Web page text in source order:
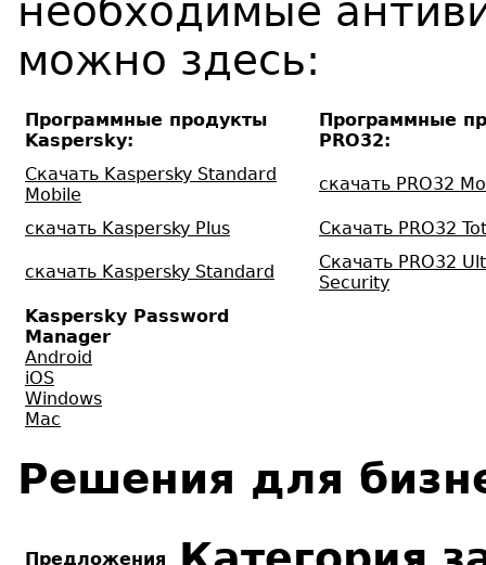
необходимые
можно здесь:
Программные продукты
Kaspersky:
Программные
PRO32:
Скачать Kaspersky Standard
Mobile
скачать PRO32
скачать Kaspersky Plus Скачать PRO32
скачать Kaspersky Standard
Скачать PRO32
Security
Kaspersky Password
Manager
Android
iOS
Windows
Mac
Решения для
Предложения